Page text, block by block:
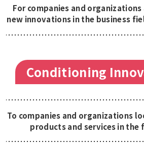
For companies and
new innovations in the business
Conditioning
To companies and organizations
products and services in